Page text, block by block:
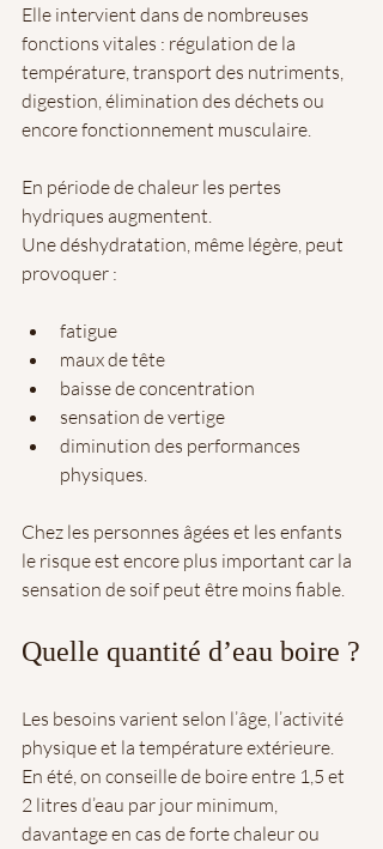
Elle intervient dans de nombreuses
fonctions vitales : régulation de la
température, transport des nutriments,
digestion, élimination des déchets ou
encore fonctionnement musculaire.
En période de chaleur les pertes
hydriques augmentent.
Une déshydratation, même légère, peut
provoquer :
fatigue
maux de tête
baisse de concentration
sensation de vertige
diminution des performances
physiques.
Chez les personnes âgées et les enfants
le risque est encore plus important car la
sensation de soif peut être moins fiable.
Quelle quantité d’eau boire ?
Les besoins varient selon l’âge, l’activité
physique et la température extérieure.
En été, on conseille de boire entre 1,5 et
2 litres d’eau par jour minimum,
davantage en cas de forte chaleur ou